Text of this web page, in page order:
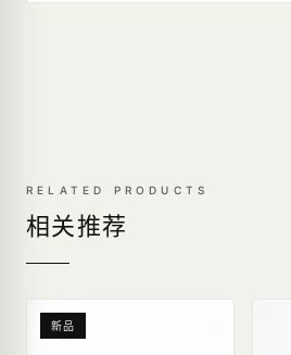
RELATED PRODUCTS
相关推荐
新品